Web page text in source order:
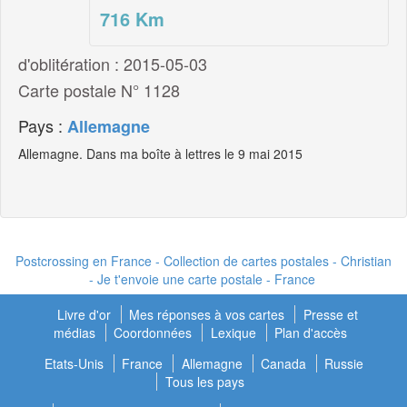
716 Km
d'oblitération : 2015-05-03
Carte postale N° 1128
Pays : Allemagne
Allemagne. Dans ma boîte à lettres le 9 mai 2015
Postcrossing en France - Collection de cartes postales - Christian
- Je t'envoie une carte postale - France
Livre d'or
Mes réponses à vos cartes
Presse et
médias
Coordonnées Lexique
Plan d'accès
Etats-Unis
France Allemagne Canada
Russie
Tous les pays